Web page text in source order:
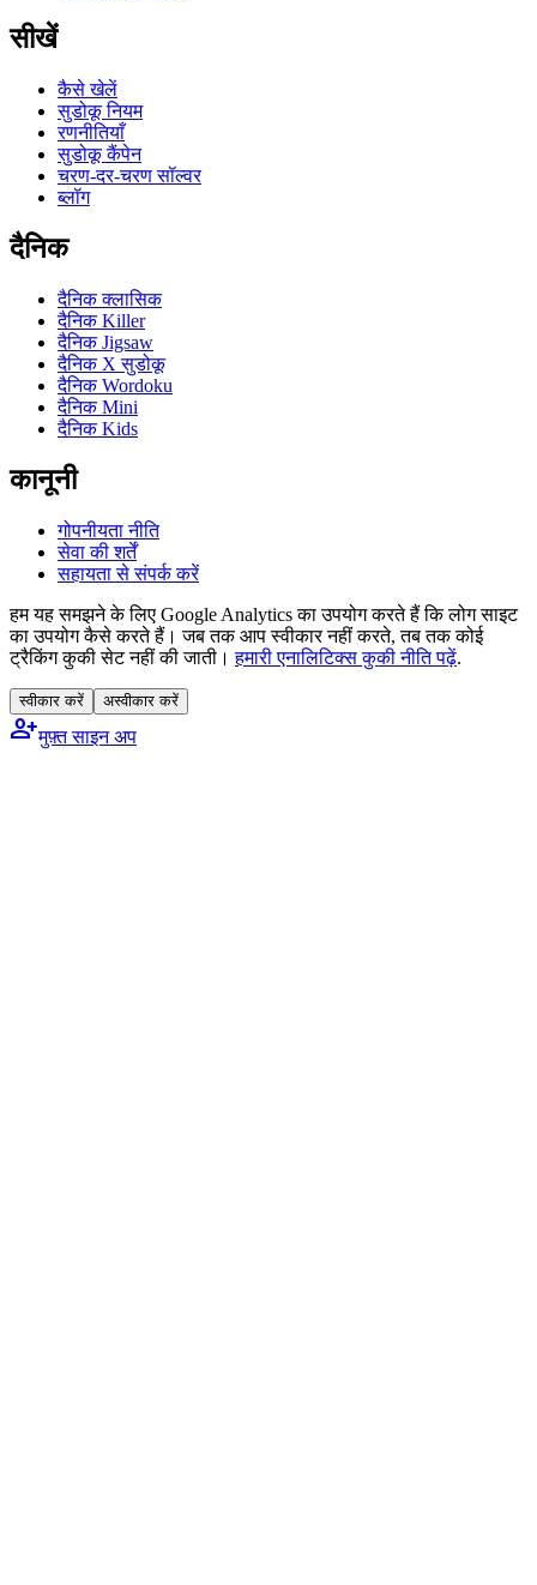
सीखें
कैसे खेलें
सुडोकू नियम
रणनीतियाँ
सुडोकू कैंपेन
चरण-दर-चरण सॉल्वर
ब्लॉग
दैनिक
दैनिक क्लासिक
दैनिक Killer
दैनिक Jigsaw
दैनिक X सुडोकू
दैनिक Wordoku
दैनिक Mini
दैनिक Kids
कानूनी
गोपनीयता नीति
सेवा की शर्तें
सहायता से संपर्क करें
हम यह समझने के लिए Google Analytics का उपयोग करते हैं कि लोग साइट
का उपयोग कैसे करते हैं। जब तक आप स्वीकार नहीं करते, तब तक कोई
ट्रैकिंग कुकी सेट नहीं की जाती। हमारी एनालिटिक्स कुकी नीति पढ़ें.
स्वीकार करें अस्वीकार करें
person_addमुफ़्त साइन अप